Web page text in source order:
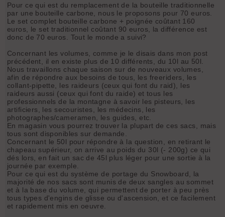
Pour ce qui est du remplacement de la bouteille traditionnelle
par une bouteille carbone, nous le proposons pour 70 euros.
Le set complet bouteille carbone + poignée coûtant 160
euros, le set traditionnel coûtant 90 euros, la différence est
donc de 70 euros. Tout le monde a suivi?
Concernant les volumes, comme je le disais dans mon post
précédent, il en existe plus de 10 différents, du 10l au 50l.
Nous travaillons chaque saison sur de nouveaux volumes,
afin de répondre aux besoins de tous, les freeriders, les
collant-pipette, les raideurs (ceux qui font du raid), les
raideurs aussi (ceux qui font du raide) et tous les
professionnels de la montagne à savoir les pisteurs, les
artificiers, les secouristes, les médecins, les
photographes/cameramen, les guides, etc.
En magasin vous pourrez trouver la plupart de ces sacs, mais
tous sont disponibles sur demande.
Concernant le 50l pour répondre à la question, en retirant le
chapeau supérieur, on arrive au poids du 30l (- 200g) ce qui
dés lors, en fait un sac de 45l plus léger pour une sortie à la
journée par exemple.
Pour ce qui est du système de portage du Snowboard, la
majorité de nos sacs sont munis de deux sangles au sommet
et à la base du volume, qui permettent de porter à peu près
tous types d'engins de glisse ou d'ascension, et ce facilement
et rapidement mis en oeuvre.